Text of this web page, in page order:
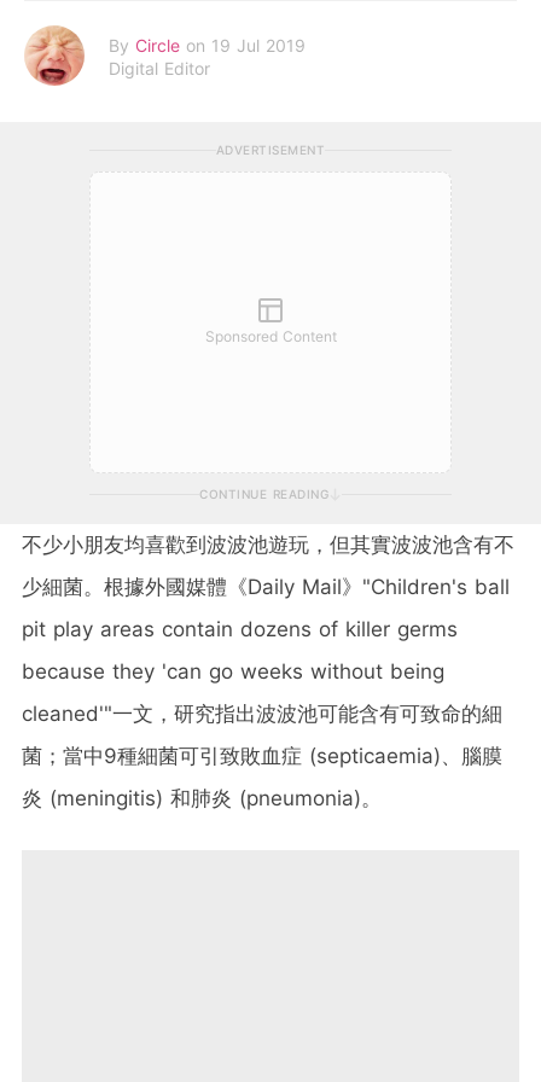
By Circle on 19 Jul 2019
Digital Editor
ADVERTISEMENT
Sponsored Content
CONTINUE READING
不少小朋友均喜歡到波波池遊玩，但其實波波池含有不
少細菌。根據外國媒體《Daily Mail》"Children's ball
pit play areas contain dozens of killer germs
because they 'can go weeks without being
cleaned'"一文，研究指出波波池可能含有可致命的細
菌；當中9種細菌可引致敗血症 (septicaemia)、腦膜
炎 (meningitis) 和肺炎 (pneumonia)。